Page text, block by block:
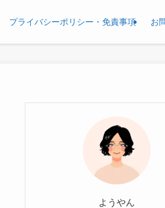
プライバシーポリシー・免責事項 お
ようやん